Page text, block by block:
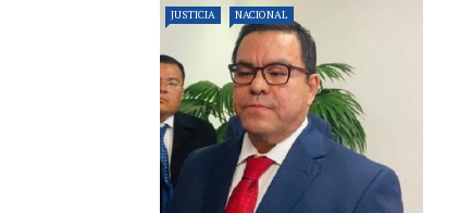
JUSTICIA NACIONAL